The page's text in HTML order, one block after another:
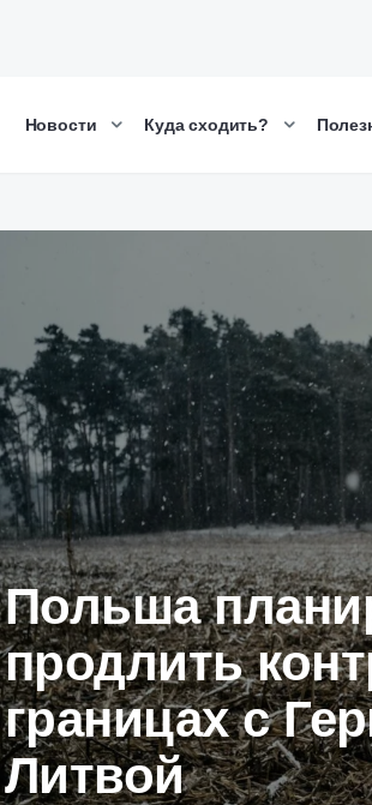
Новости Куда сходить?
Польша
продлить
границах с
Литвой